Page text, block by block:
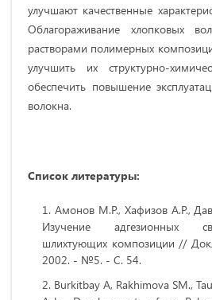
улучшают качественные
Облагораживание хлопковых
растворами полимерных
улучшить их структурно-
обеспечить повышение
волокна.
Список литературы:
Амонов М.Р., Хафизов А.Р.,
Изучение адгезионных
шлихтующих композиции //
2002. - №5. - С. 54.
Burkitbay A, Rakhimova SM.,